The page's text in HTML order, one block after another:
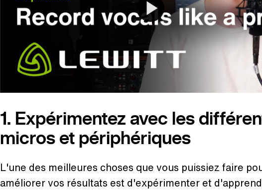
1. Expérimentez avec les
micros et périphériques
L'une des meilleures choses que vous puissiez faire
améliorer vos résultats est d'expérimenter et